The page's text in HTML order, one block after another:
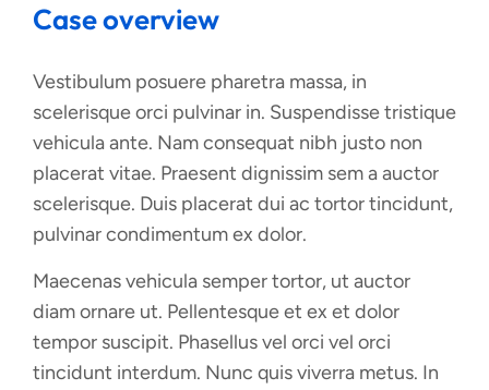
Case overview
Vestibulum posuere pharetra massa, in
scelerisque orci pulvinar in. Suspendisse tristique
vehicula ante. Nam consequat nibh justo non
placerat vitae. Praesent dignissim sem a auctor
scelerisque. Duis placerat dui ac tortor tincidunt,
pulvinar condimentum ex dolor.
Maecenas vehicula semper tortor, ut auctor
diam ornare ut. Pellentesque et ex et dolor
tempor suscipit. Phasellus vel orci vel orci
tincidunt interdum. Nunc quis viverra metus. In